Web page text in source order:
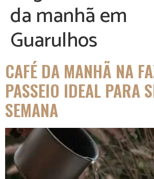
da manhã em
Guarulhos
CAFÉ DA MANHÃ NA
PASSEIO IDEAL PARA
SEMANA